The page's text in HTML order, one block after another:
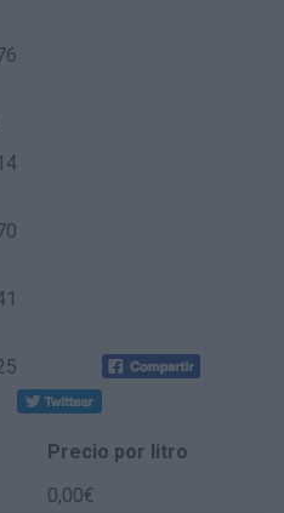
Precio por litro
0,00€